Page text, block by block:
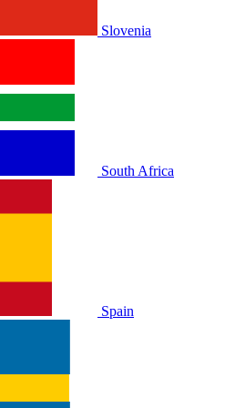
Slovenia
South Africa
Spain